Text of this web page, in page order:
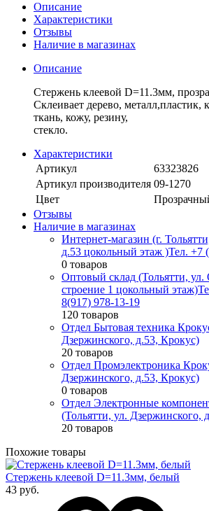
Описание
Характеристики
Отзывы
Наличие в магазинах
Описание
Стержень клеевой D=11.3мм,
Склеивает дерево, металл,пластик,
ткань, кожу, резину,
Характеристики
Артикул
63323826
Артикул производителя 09-1270
Цвет
Отзывы
Наличие в магазинах
Интернет-магазин (г.
д.53 цокольный этаж )Тел. +7
0 товаров
Оптовый склад (Тольятти,
строение 1 цокольный этаж)
8(917) 978-13-19
120 товаров
Отдел Бытовая техника
Дзержинского, д.53, Крокус)
20 товаров
Отдел Промэлектроника
Дзержинского, д.53, Крокус)
0 товаров
Отдел Электронные
(Тольятти, ул. Дзержинского,
20 товаров
Похожие товары
Стержень клеевой D=11.3мм, белый
43 руб.